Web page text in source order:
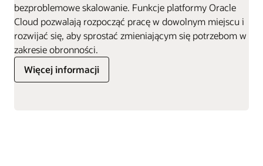
bezproblemowe skalowanie. Funkcje platformy Oracle
Cloud pozwalają rozpocząć pracę w dowolnym miejscu i
rozwijać się, aby sprostać zmieniającym się potrzebom w
zakresie obronności.
Więcej informacji